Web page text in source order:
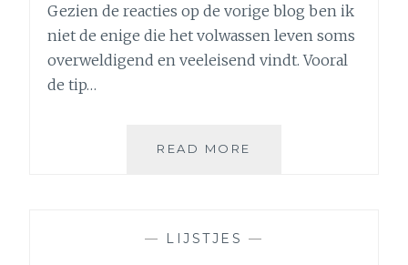
Gezien de reacties op de vorige blog ben ik
niet de enige die het volwassen leven soms
overweldigend en veeleisend vindt. Vooral
de tip…
READ MORE
— LIJSTJES —